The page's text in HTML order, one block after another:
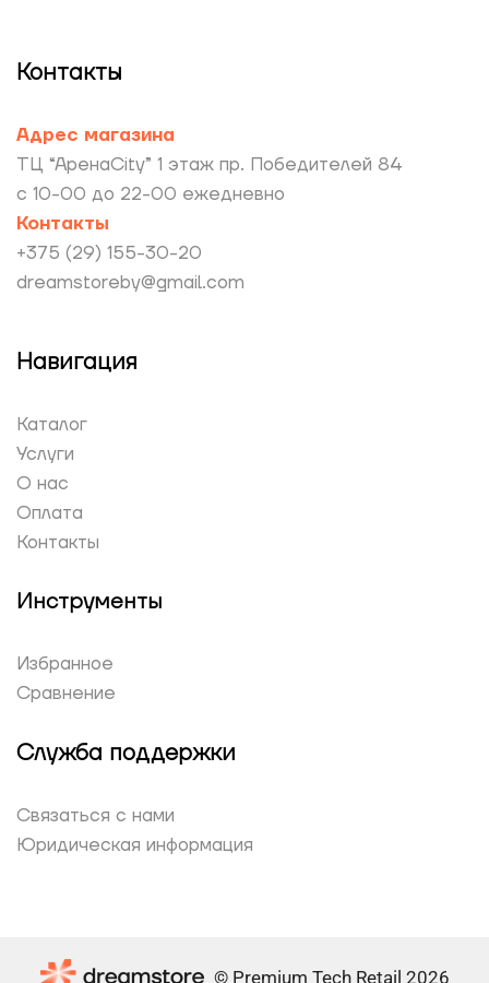
Контакты
Адрес магазина
ТЦ “АренаCity” 1 этаж пр. Победителей 84
с 10-00 до 22-00 ежедневно
Контакты
+375 (29) 155-30-20
dreamstoreby@gmail.com
Навигация
Каталог
Услуги
О нас
Оплата
Контакты
Инструменты
Избранное
Сравнение
Служба поддержки
Связаться с нами
Юридическая информация
© Premium Tech Retail 2026